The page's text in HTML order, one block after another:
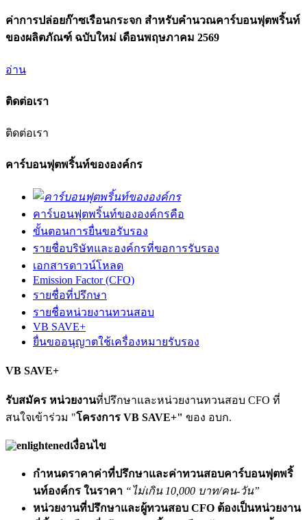
ค่าการปล่อยก๊าซเรือนกระจก สำหรับคำนวณคาร์บอนฟุตพริ้นท์
ของผลิตภัณฑ์ ฉบับใหม่ เดือนพฤษภาคม 2569
อ่าน
ติดต่อเรา
ติดต่อเรา
คาร์บอนฟุตพริ้นท์ขององค์กร
คาร์บอนฟุตพริ้นท์ขององค์กรคือ
ขั้นตอนการยื่นขอรับรอง
รายชื่อบริษัทและองค์กรที่ขอการรับรอง
เอกสารดาวน์โหลด
Emission Factor (CFO)
รายชื่อที่ปรึกษา
รายชื่อหน่วยงานทวนสอบ
VB SAVE+
ยื่นขออนุญาตใช้เครื่องหมายรับรอง
VB SAVE+
รับสมัคร หน่วยงานที่ปรึกษาและหน่วยงานทวนสอบ CFO ที่
สนใจเข้าร่วม "โครงการ VB SAVE+" ของ อบก.
เงื่อนไข
กำหนดราคาค่าที่ปรึกษาและค่าทวนสอบคาร์บอนฟุตพริ้
นท์องค์กร ในราคา “ไม่เกิน 10,000 บาท/คน-วัน”
หน่วยงานที่ปรึกษาและผู้ทวนสอบ CFO ต้องเป็นหน่วยงาน